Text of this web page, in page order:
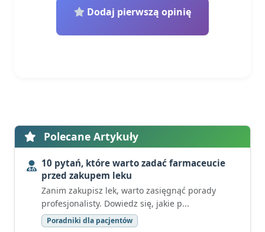
Dodaj pierwszą opinię
Polecane Artykuły
10 pytań, które warto zadać farmaceucie
przed zakupem leku
Zanim zakupisz lek, warto zasięgnąć porady
profesjonalisty. Dowiedz się, jakie p...
Poradniki dla pacjentów